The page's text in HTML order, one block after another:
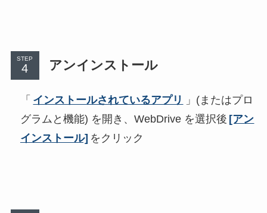
STEP アンインストール
「 インストールされているアプリ
」(またはプロ
グラムと機能) を開き、WebDrive を選択後 [アン
インストール] をクリック